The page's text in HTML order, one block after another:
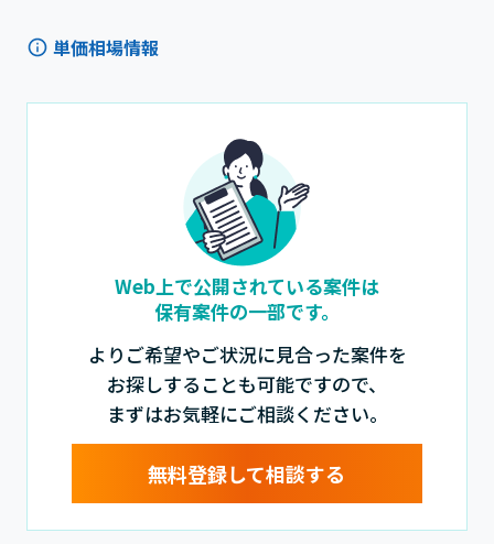
単価相場情報
Web上で公開されている案件は
保有案件の一部です。
よりご希望やご状況に見合った案件を
お探しすることも可能ですので、
まずはお気軽にご相談ください。
無料登録して相談する